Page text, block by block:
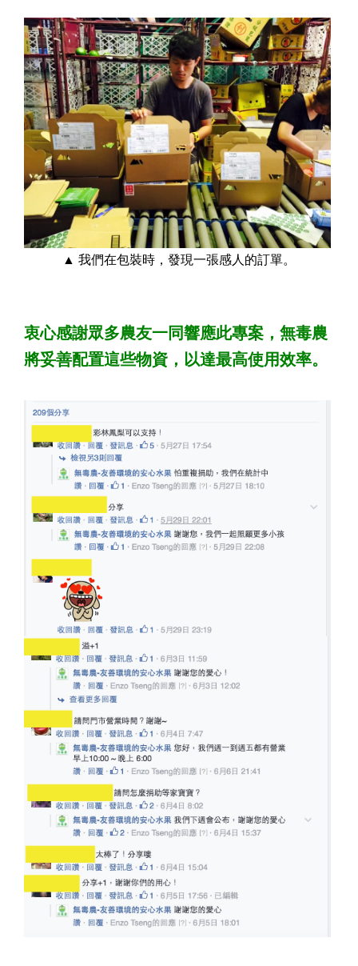
▲ 我們在包裝時，發現一張感人的訂單。
衷心感謝眾多農友一同響應此專案，無毒農
將妥善配置這些物資，以達最高使用效率。